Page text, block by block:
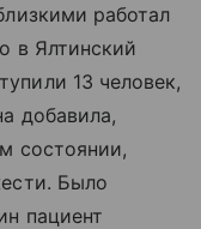
работал
в Ялтинский
13 человек,
добавила,
состоянии,
Было
пациент